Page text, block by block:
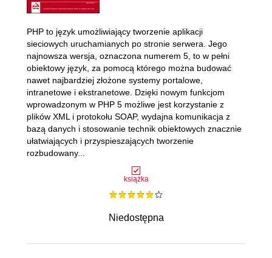
książka
Niedostępna
PHP to język umożliwiający tworzenie aplikacji
sieciowych uruchamianych po stronie serwera. Jego
najnowsza wersja, oznaczona numerem 5, to w pełni
obiektowy język, za pomocą którego można budować
nawet najbardziej złożone systemy portalowe,
intranetowe i ekstranetowe. Dzięki nowym funkcjom
wprowadzonym w PHP 5 możliwe jest korzystanie z
plików XML i protokołu SOAP, wydajna komunikacja z
bazą danych i stosowanie technik obiektowych znacznie
ułatwiających i przyspieszających tworzenie
rozbudowany...